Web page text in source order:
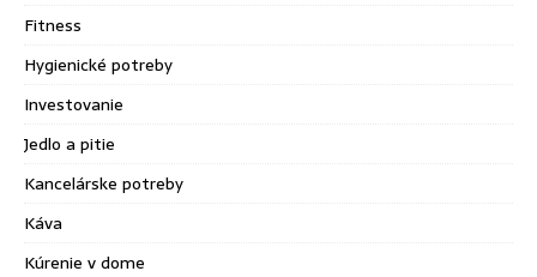
Fitness
Hygienické potreby
Investovanie
Jedlo a pitie
Kancelárske potreby
Káva
Kúrenie v dome